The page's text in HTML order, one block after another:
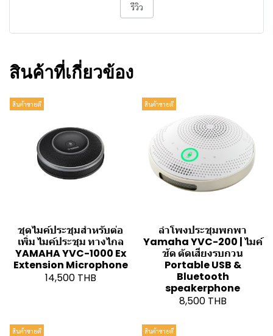
รีวิว
สินค้าที่เกี่ยวข้อง
สินค้าขายดี
ชุดไมค์ประชุมสำหรับต่อ
เพิ่ม ไมค์ประชุม ทางไกล
YAMAHA YVC-1000 Ex
Extension Microphone
14,500 THB
สินค้าขายดี
ลำโพงประชุมพกพา
Yamaha YVC-200 | ไมค์
ชัด ตัดเสียงรบกวน
Portable USB &
Bluetooth
speakerphone
8,500 THB
สินค้าขายดี สินค้าขายดี